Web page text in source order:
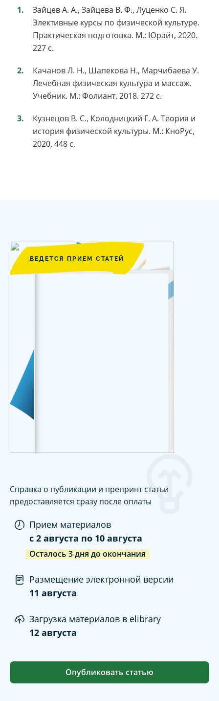
Зайцев А. А., Зайцева В. Ф., Луценко С. Я.
Элективные курсы по физической культуре.
Практическая подготовка. М.: Юрайт, 2020.
227 с.
Качанов Л. Н., Шапекова Н., Марчибаева У.
Лечебная физическая культура и массаж.
Учебник. М.: Фолиант, 2018. 272 с.
Кузнецов В. С., Колодницкий Г. А. Теория и
история физической культуры. М.: КноРус,
2020. 448 с.
ВЕДЕТСЯ ПРИЕМ СТАТЕЙ
Справка о публикации и препринт статьи
предоставляется сразу после оплаты
Прием материалов
c 2 августа по 10 августа
Осталось 3дня до окончания
Размещение электронной версии
11 августа
Загрузка материалов в elibrary
12 августа
Опубликовать статью